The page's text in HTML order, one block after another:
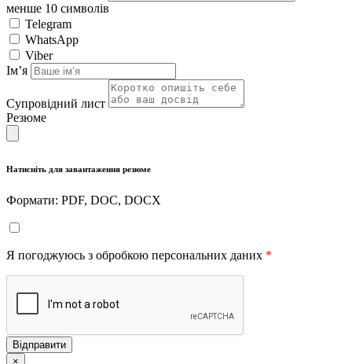
менше 10 символів
Telegram
WhatsApp
Viber
Імʼя
Супровідний лист
Резюме
Натисніть для завантаження резюме
Формати: PDF, DOC, DOCX
Я погоджуюсь з обробкою персональних даних *
Відправити
×